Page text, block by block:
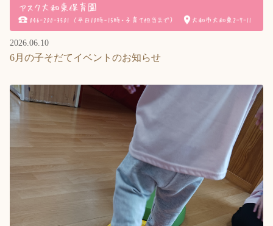
2026.06.10
6月の子そだてイベントのお知らせ